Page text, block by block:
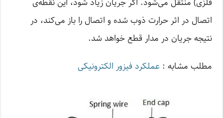
اتصال در اثر حرارت ذوب شده و اتصال را باز می‌کند، در
نتیجه جریان در مدار قطع خواهد شد.
مطلب مشابه :عملکرد فیزور الکترونیکی